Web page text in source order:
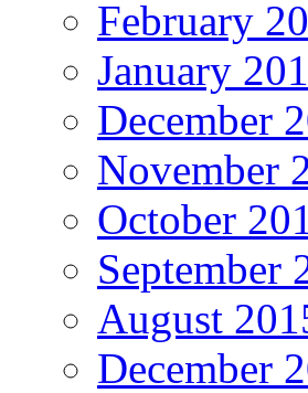
February
January
December
November
October
September
August
December